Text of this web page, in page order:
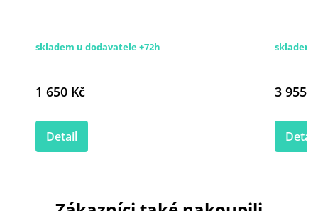
skladem u dodavatele +72h
1 650 Kč
Detail
skladem
3 955
Detail